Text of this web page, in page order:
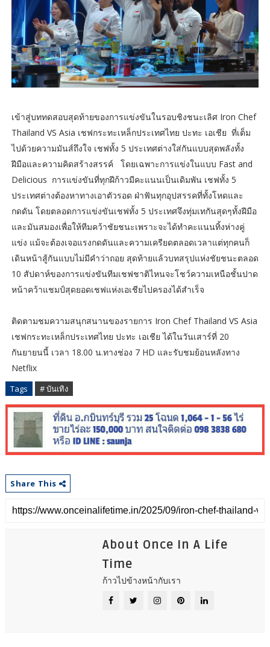
เข้าสู่บททดสอบสุดท้ายของการแข่งขันในรอบชิงชนะเลิศ Iron Chef
Thailand VS Asia เชฟกระทะเหล็กประเทศไทย ปะทะ เอเชีย ที่เต็ม
ไปด้วยความมันส์ถึงใจ เชฟทั้ง 5 ประเทศต่างใส่กันแบบสุดพลังทั้ง
ฝีมือและความคิดสร้างสรรค์ โดยเฉพาะการแข่งในแบบ Fast and
Delicious การแข่งขันที่ทุกฝีก้าวมีคะแนนเป็นเดิมพัน เชฟทั้ง 5
ประเทศต่างต้องหาทางเอาตัวรอด ฝ่าฟันทุกอุปสรรคที่ทั้งโหดและ
กดดัน โดยตลอดการแข่งขันเชฟทั้ง 5 ประเทศจึงทุ่มเทกันสุดๆทั้งฝีมือ
และมันสมองเพื่อให้ทีมคว้าชัยชนะเพราะจะได้ทำคะแนนทิ้งห่างคู่
แข่ง แม้จะต้องเจอแรงกดดันและความเครียดตลอดเวลาแต่ทุกคนก็
เดินหน้าสู้กันแบบไม่มีคำว่าถอย สุดท้ายแล้วบทสรุปแห่งชัยชนะตลอด
10 สัปดาห์ของการแข่งขันทีมเชฟชาติไหนจะโชว์ความเหนือชั้นปาด
หน้าคว้าแชมป์สุดยอดเชฟแห่งเอเชียไปครองได้สำเร็จ
ติดตามชมความสนุกสนานของรายการ Iron Chef Thailand VS Asia
เชฟกระทะเหล็กประเทศไทย ปะทะ เอเชีย ได้ในวันเสาร์ที่ 20
กันยายนนี้ เวลา 18.00 น.ทางช่อง 7 HD และรับชมย้อนหลังทาง
Netflix
Tags # บันเทิง
Share This
About Once In A Life
Time
ก้าวไปข้างหน้ากับเรา